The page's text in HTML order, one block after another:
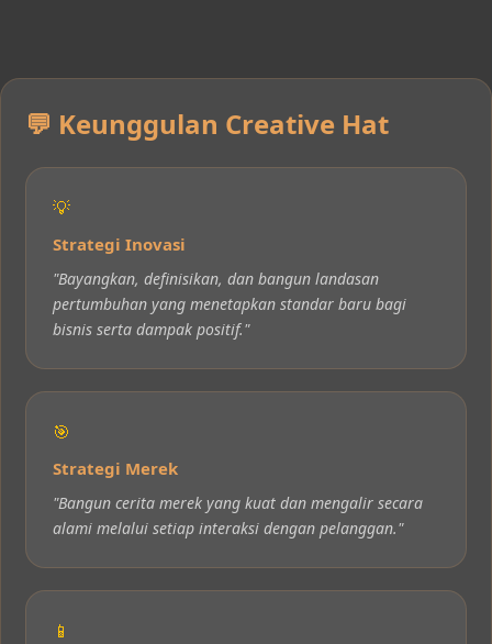
💬 Keunggulan Creative Hat
💡
Strategi Inovasi
"Bayangkan, definisikan, dan bangun landasan
pertumbuhan yang menetapkan standar baru bagi
bisnis serta dampak positif."
🎯
Strategi Merek
"Bangun cerita merek yang kuat dan mengalir secara
alami melalui setiap interaksi dengan pelanggan."
📱